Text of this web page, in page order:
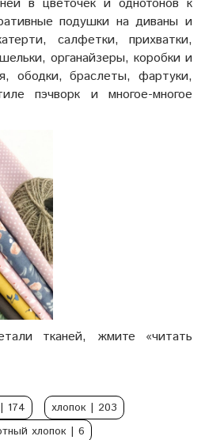
подушки на диваны и
салфетки, прихватки,
органайзеры, коробки и
ободки, браслеты, фартуки,
пэчворк и многое-многое
тканей, жмите «читать
| 174 хлопок | 203
хлопок | 6